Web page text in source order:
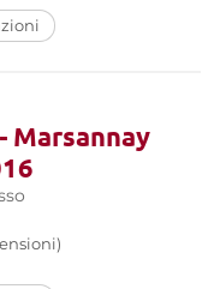
Marsannay